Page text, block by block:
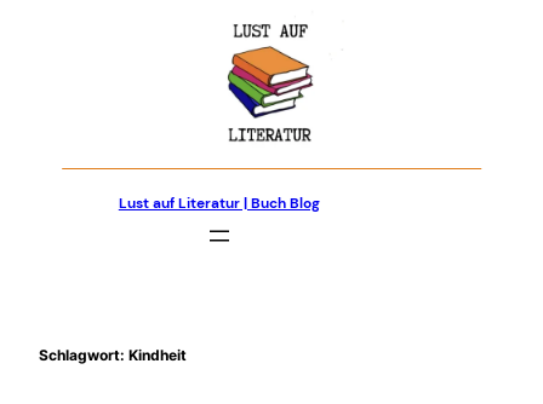
Lust auf Literatur | Buch Blog
Schlagwort: Kindheit